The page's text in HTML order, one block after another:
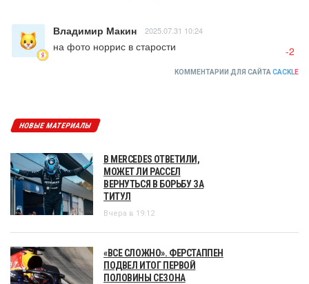
Владимир Макин 2025.07.31 10:24
на фото норрис в старости -2
КОММЕНТАРИИ ДЛЯ САЙТА CACKLE
НОВЫЕ МАТЕРИАЛЫ
В MERCEDES ОТВЕТИЛИ,
МОЖЕТ ЛИ РАССЕЛ
ВЕРНУТЬСЯ В БОРЬБУ ЗА
ТИТУЛ
Вчера в 19:12
«ВСЕ СЛОЖНО». ФЕРСТАППЕН
ПОДВЕЛ ИТОГ ПЕРВОЙ
ПОЛОВИНЫ СЕЗОНА